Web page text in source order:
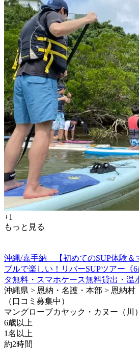
+1
もっと見る
沖縄/嘉手納 【初めてのSUP体験＆
ブルで楽しい！リバーSUPツアー《
タ無料・スマホケース無料貸出・温
沖縄県 > 恩納・名護・本部 > 恩納村
（口コミ募集中）
マングローブカヤック・カヌー（川）
6歳以上
1名以上
約2時間